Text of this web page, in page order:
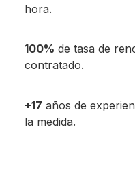
hora.
100% de tasa de
contratado.
+17 años de
la medida.